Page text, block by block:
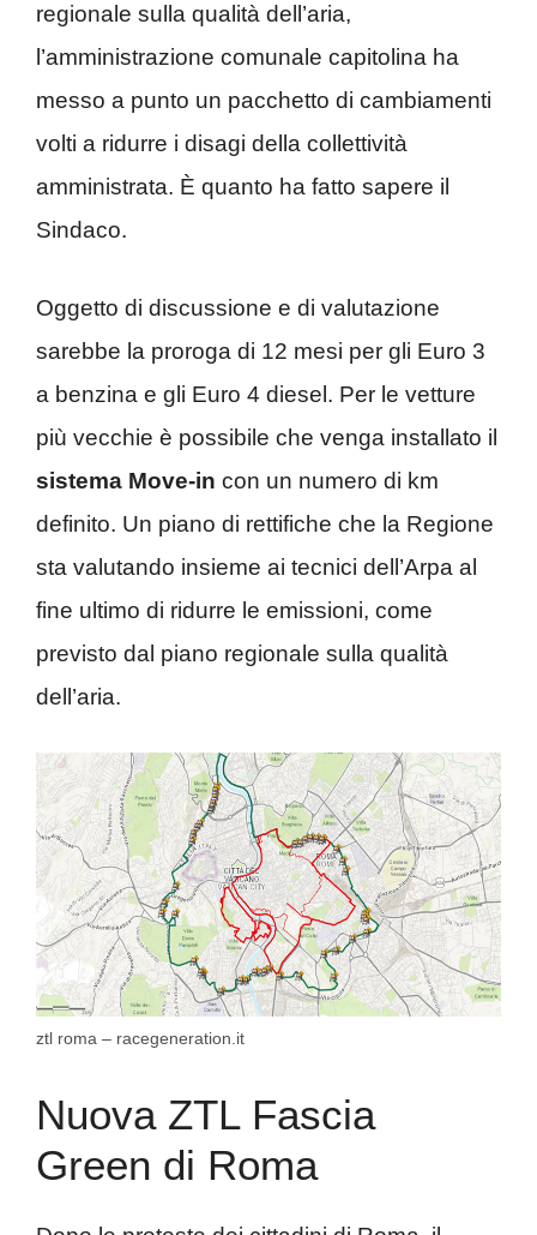
regionale sulla qualità dell’aria,
l’amministrazione comunale capitolina ha
messo a punto un pacchetto di cambiamenti
volti a ridurre i disagi della collettività
amministrata. È quanto ha fatto sapere il
Sindaco.
Oggetto di discussione e di valutazione
sarebbe la proroga di 12 mesi per gli Euro 3
a benzina e gli Euro 4 diesel. Per le vetture
più vecchie è possibile che venga installato il
sistema Move-in con un numero di km
definito. Un piano di rettifiche che la Regione
sta valutando insieme ai tecnici dell’Arpa al
fine ultimo di ridurre le emissioni, come
previsto dal piano regionale sulla qualità
dell’aria.
ztl roma – racegeneration.it
Nuova ZTL Fascia
Green di Roma